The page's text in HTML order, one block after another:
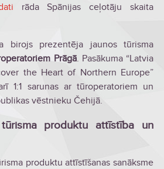
rāda Spānijas ceļotāju skaita
birojs prezentēja jaunos tūrisma
Prāgā. Pasākuma “Latvia
the Heart of Northern Europe”
1:1 sarunas ar tūroperatoriem un
vēstnieku Čehijā.
produktu attīstība un
produktu attīstīšanas sanāksme